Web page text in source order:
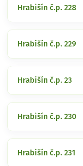
Hrabišín č.p. 228
Hrabišín č.p. 229
Hrabišín č.p. 23
Hrabišín č.p. 230
Hrabišín č.p. 231